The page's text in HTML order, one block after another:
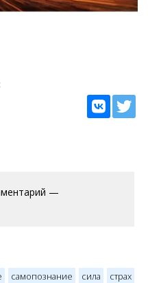
—
самопознание сила страх